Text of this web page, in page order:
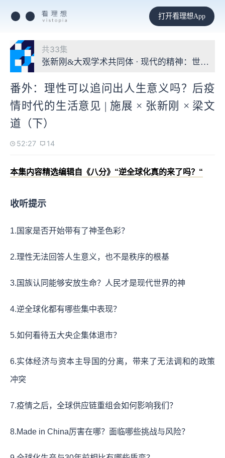
打开看理想App
共33集
张新刚&大观学术共同体 · 现代的精神：世俗时
番外：理性可以追问出人生意义吗？后疫
情时代的生活意见 | 施展 × 张新刚 × 梁文
道（下）
52:27 14
本集内容精选编辑自《八分》“逆全球化真的来了吗？“
收听提示
1.国家是否开始带有了神圣色彩？
2.理性无法回答人生意义，也不是秩序的根基
3.国族认同能够安放生命？人民才是现代世界的神
4.逆全球化都有哪些集中表现？
5.如何看待五大央企集体退市？
6.实体经济与资本主导国的分离，带来了无法调和的政策
冲突
7.疫情之后，全球供应链重组会如何影响我们？
8.Made in China厉害在哪？面临哪些挑战与风险？